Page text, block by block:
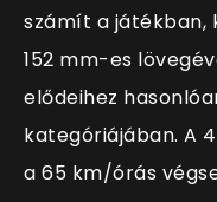
számít a játékban,
152 mm-es
elődeihez
kategóriájában. A
a 65 km/órás